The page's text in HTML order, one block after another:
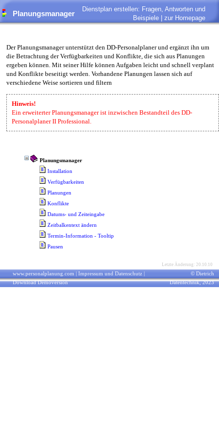
Planungsmanager
Dienstplan erstellen: Fragen, Antworten und
Beispiele | zur Homepage
Der Planungsmanager unterstützt den DD-Personalplaner und ergänzt ihn um
die Betrachtung der Verfügbarkeiten und Konflikte, die sich aus Planungen
ergeben können. Mit seiner Hilfe können Aufgaben leicht und schnell verplant
und Konflikte beseitigt werden. Vorhandene Planungen lassen sich auf
verschiedene Weise sortieren und filtern
Hinweis!
Ein erweiterter Planungsmanager ist inzwischen Bestandteil des DD-
Personalplaner II Professional.
Planungsmanager
Installation
Verfügbarkeiten
Planungen
Konflikte
Datums- und Zeiteingabe
Zeitbalkentext ändern
Termin-Information - Tooltip
Pausen
Letzte Änderung: 20.10.10
www.personalplanung.com Impressum und Datenschutz
Download Demoversion
© Dietrich
Datentechnik, 2023